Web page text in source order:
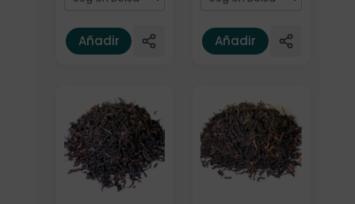
Añadir Añadir
Formato